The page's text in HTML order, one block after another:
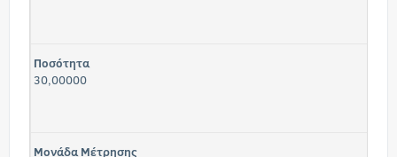
Ποσότητα
30,00000
Μονάδα Μέτρησης